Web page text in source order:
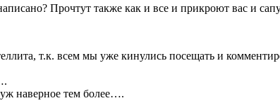
Прочтут также как и все и прикроют вас и
т.к. всем мы уже кинулись посещать и
наверное тем более….